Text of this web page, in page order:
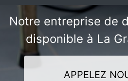
Notre entreprise de
disponible à La
APPELEZ